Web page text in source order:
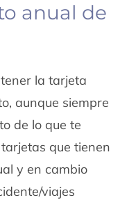
anual de
la tarjeta
aunque siempre
de lo que te
que tienen
y en cambio
viajes